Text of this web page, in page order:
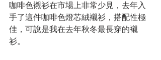
咖啡色襯衫在市場上非常少見，去年入
手了這件咖啡色燈芯絨襯衫，搭配性極
佳，可說是我在去年秋冬最長穿的襯
衫。